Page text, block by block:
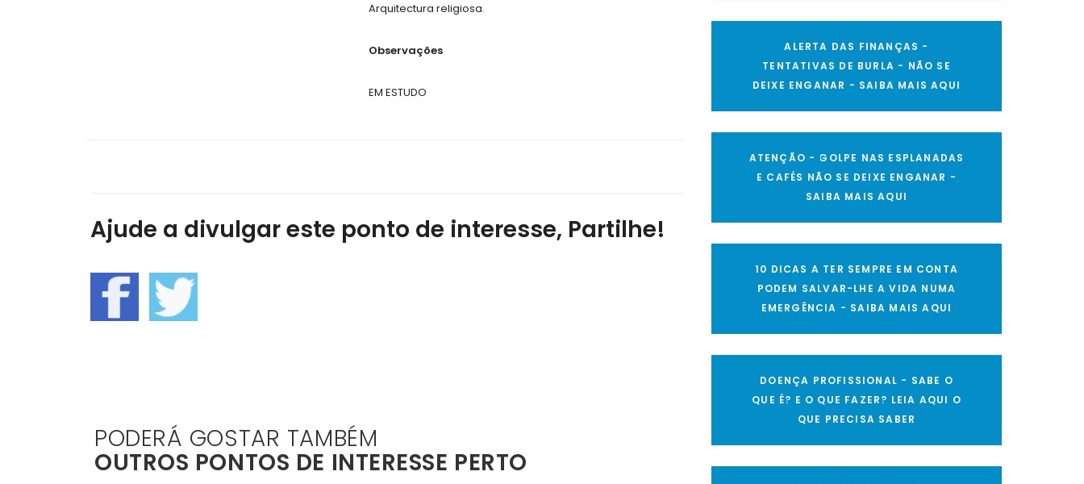
Arquitectura religiosa.
Observações
EM ESTUDO
Ajude a divulgar este ponto de interesse, Partilhe!
PODERÁ GOSTAR TAMBÉM
OUTROS PONTOS DE INTERESSE PERTO
ALERTA DAS FINANÇAS -
TENTATIVAS DE BURLA - NÃO SE
DEIXE ENGANAR - SAIBA MAIS AQUI
ATENÇÃO - GOLPE NAS ESPLANADAS
E CAFÉS NÃO SE DEIXE ENGANAR -
SAIBA MAIS AQUI
10 DICAS A TER SEMPRE EM CONTA
PODEM SALVAR-LHE A VIDA NUMA
EMERGÊNCIA - SAIBA MAIS AQUI
DOENÇA PROFISSIONAL - SABE O
QUE É? E O QUE FAZER? LEIA AQUI O
QUE PRECISA SABER